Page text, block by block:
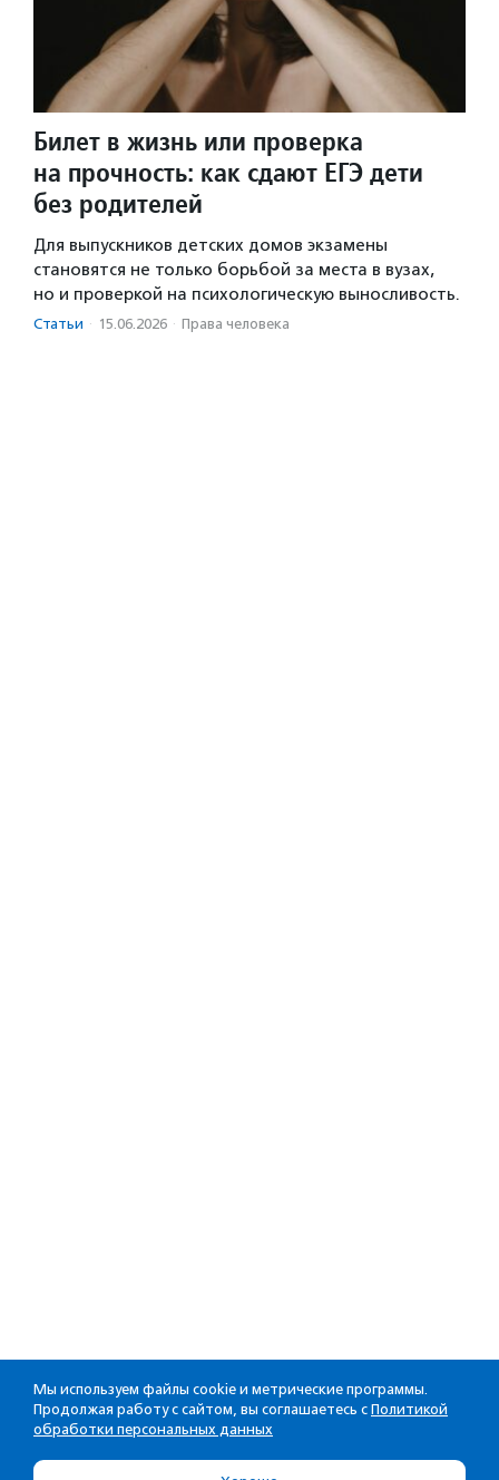
Билет в жизнь или проверка
на прочность: как сдают ЕГЭ дети
без родителей
Для выпускников детских домов экзамены
становятся не только борьбой за места в вузах,
но и проверкой на психологическую выносливость.
Статьи · 15.06.2026 · Права человека
Мы используем файлы cookie и метрические программы.
Продолжая работу с сайтом, вы соглашаетесь с Политикой
обработки персональных данных